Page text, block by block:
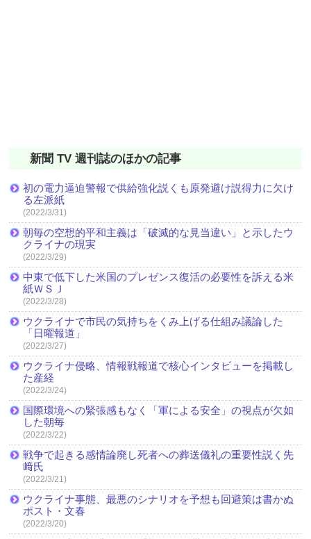
新聞 TV 週刊誌のほかの記事
初の電力逼迫警報で供給強化説くも原発避け説得力に欠け
る左派紙
(2022/3/31)
朝毎の空想的平和主義は「破滅的な見当違い」と示したウ
クライナの現実
(2022/3/29)
中東で低下した米国のプレゼンス復活の必要性を訴える米
紙ＷＳＪ
(2022/3/28)
ウクライナで市民の気持ちをくみ上げる仕組み議論した
「日曜報道」
(2022/3/27)
ウクライナ侵略、情報戦報道で核心インタビューを掲載し
た産経
(2022/3/24)
国際環境への緊張感もなく「軍による安全」の視点が欠如
した朝毎
(2022/3/22)
戦争で起きる感情論廃し死者への葬送儀礼の重要性説く先
﨑氏
(2022/3/21)
ウクライナ事態、最悪のシナリオを予想も回避策は書かぬ
ポスト・文春
(2022/3/20)